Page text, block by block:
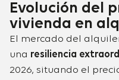
Evolución del
vivienda en
El mercado del
una resiliencia
2026, situando el